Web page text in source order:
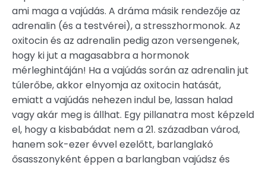
ami maga a vajúdás. A dráma másik rendezője az
adrenalin (és a testvérei), a stresszhormonok. Az
oxitocin és az adrenalin pedig azon versengenek,
hogy ki jut a magasabbra a hormonok
mérleghintáján! Ha a vajúdás során az adrenalin jut
túlerőbe, akkor elnyomja az oxitocin hatását,
emiatt a vajúdás nehezen indul be, lassan halad
vagy akár meg is állhat. Egy pillanatra most képzeld
el, hogy a kisbabádat nem a 21. században várod,
hanem sok-ezer évvel ezelőtt, barlanglakó
ősasszonyként éppen a barlangban vajúdsz és